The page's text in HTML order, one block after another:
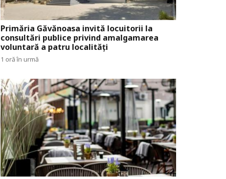
Primăria Găvănoasa invită locuitorii la
consultări publice privind amalgamarea
voluntară a patru localități
1 oră în urmă